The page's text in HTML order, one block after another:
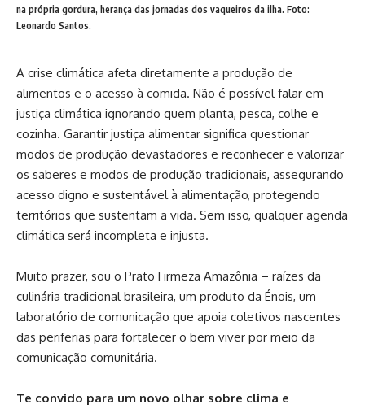
na própria gordura, herança das jornadas dos vaqueiros da ilha. Foto:
Leonardo Santos.
A crise climática afeta diretamente a produção de
alimentos e o acesso à comida. Não é possível falar em
justiça climática ignorando quem planta, pesca, colhe e
cozinha. Garantir justiça alimentar significa questionar
modos de produção devastadores e reconhecer e valorizar
os saberes e modos de produção tradicionais, assegurando
acesso digno e sustentável à alimentação, protegendo
territórios que sustentam a vida. Sem isso, qualquer agenda
climática será incompleta e injusta.
Muito prazer, sou o Prato Firmeza Amazônia – raízes da
culinária tradicional brasileira, um produto da Énois, um
laboratório de comunicação que apoia coletivos nascentes
das periferias para fortalecer o bem viver por meio da
comunicação comunitária.
Te convido para um novo olhar sobre clima e